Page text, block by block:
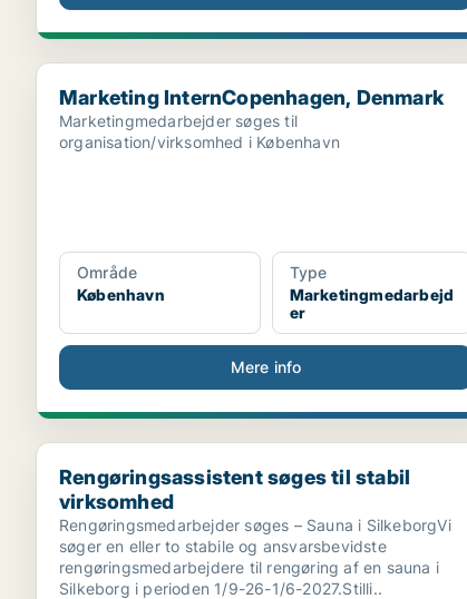
Marketing InternCopenhagen, Denmark
Marketing InternCopenhagen, Denmark
Marketingmedarbejder søges til
organisation/virksomhed i København
Område
København
Type
Marketingmedarbejd
er
Mere info
Rengøringsassistent søges til stabil virksomhed
Rengøringsassistent søges til stabil
virksomhed
Rengøringsmedarbejder søges – Sauna i SilkeborgVi
søger en eller to stabile og ansvarsbevidste
rengøringsmedarbejdere til rengøring af en sauna i
Silkeborg i perioden 1/9-26-1/6-2027.Stilli..